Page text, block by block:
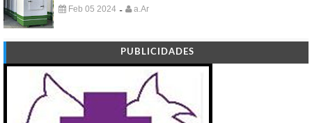
Feb 05 2024 - a.Ar
PUBLICIDADES